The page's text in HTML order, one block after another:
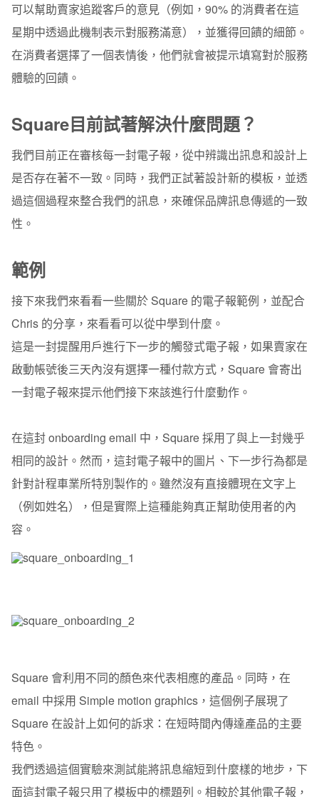
可以幫助賣家追蹤客戶的意見（例如，90% 的消費者在這
星期中透過此機制表示對服務滿意），並獲得回饋的細節。
在消費者選擇了一個表情後，他們就會被提示填寫對於服務
體驗的回饋。
Square目前試著解決什麼問題？
我們目前正在審核每一封電子報，從中辨識出訊息和設計上
是否存在著不一致。同時，我們正試著設計新的模板，並透
過這個過程來整合我們的訊息，來確保品牌訊息傳遞的一致
性。
範例
接下來我們來看看一些關於 Square 的電子報範例，並配合
Chris 的分享，來看看可以從中學到什麼。
這是一封提醒用戶進行下一步的觸發式電子報，如果賣家在
啟動帳號後三天內沒有選擇一種付款方式，Square 會寄出
一封電子報來提示他們接下來該進行什麼動作。
在這封 onboarding email 中，Square 採用了與上一封幾乎
相同的設計。然而，這封電子報中的圖片、下一步行為都是
針對計程車業所特別製作的。雖然沒有直接體現在文字上
（例如姓名），但是實際上這種能夠真正幫助使用者的內
容。
Square 會利用不同的顏色來代表相應的產品。同時，在
email 中採用 Simple motion graphics，這個例子展現了
Square 在設計上如何的訴求：在短時間內傳達產品的主要
特色。
我們透過這個實驗來測試能將訊息縮短到什麼樣的地步，下
面這封電子報只用了模板中的標題列。相較於其他電子報，